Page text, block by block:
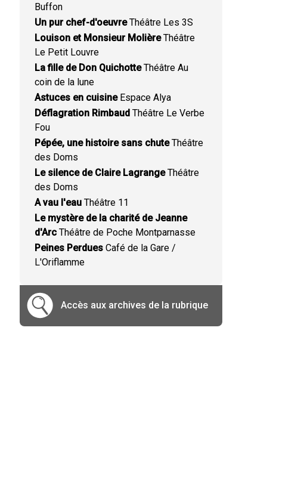
Buffon
Un pur chef-d'oeuvreThéâtre Les 3S
Louison et Monsieur MolièreThéâtre
Le Petit Louvre
La fille de Don QuichotteThéâtre Au
coin de la lune
Astuces en cuisineEspace Alya
Déflagration Rimbaud Théâtre Le Verbe
Fou
Pépée, une histoire sans chuteThéâtre
des Doms
Le silence de Claire LagrangeThéâtre
des Doms
A vau l'eau Théâtre 11
Le mystère de la charité de Jeanne
d'Arc Théâtre de Poche Montparnasse
Peines Perdues Café de la Gare /
L'Oriflamme
Accès aux archives de la rubrique